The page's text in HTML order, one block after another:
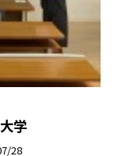
学
28